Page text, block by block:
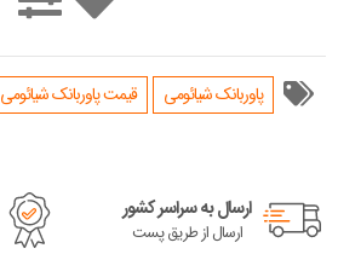
پاوربانک شیائومی قیمت پاوربانک شیائومی
ارسال به سراسر کشور
ارسال از طریق پست